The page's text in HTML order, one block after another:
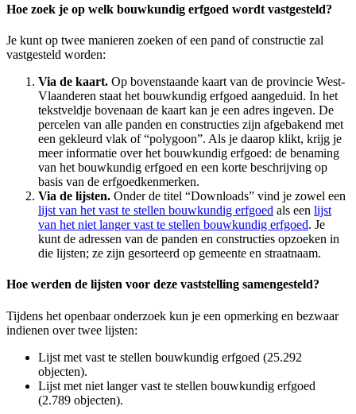
Hoe zoek je op welk bouwkundig erfgoed wordt vastgesteld?
Je kunt op twee manieren zoeken of een pand of constructie zal
vastgesteld worden:
Via de kaart. Op bovenstaande kaart van de provincie West-
Vlaanderen staat het bouwkundig erfgoed aangeduid. In het
tekstveldje bovenaan de kaart kan je een adres ingeven. De
percelen van alle panden en constructies zijn afgebakend met
een gekleurd vlak of “polygoon”. Als je daarop klikt, krijg je
meer informatie over het bouwkundig erfgoed: de benaming
van het bouwkundig erfgoed en een korte beschrijving op
basis van de erfgoedkenmerken.
Via de lijsten. Onder de titel “Downloads” vind je zowel een
lijst van het vast te stellen bouwkundig erfgoed als een lijst
van het niet langer vast te stellen bouwkundig erfgoed. Je
kunt de adressen van de panden en constructies opzoeken in
die lijsten; ze zijn gesorteerd op gemeente en straatnaam.
Hoe werden de lijsten voor deze vaststelling samengesteld?
Tijdens het openbaar onderzoek kun je een opmerking en bezwaar
indienen over twee lijsten:
Lijst met vast te stellen bouwkundig erfgoed (25.292
objecten).
Lijst met niet langer vast te stellen bouwkundig erfgoed
(2.789 objecten).